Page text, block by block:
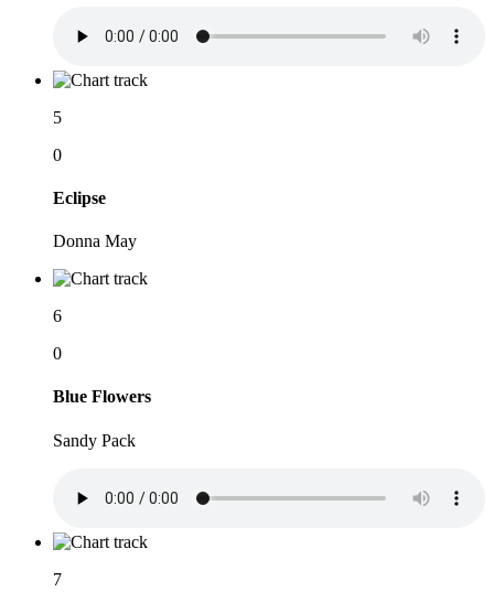
5
0
Eclipse
Donna May
6
0
Blue Flowers
Sandy Pack
7